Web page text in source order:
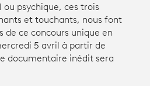
ou psychique, ces trois
et touchants, nous font
de ce concours unique en
5 avril à partir de
documentaire inédit sera